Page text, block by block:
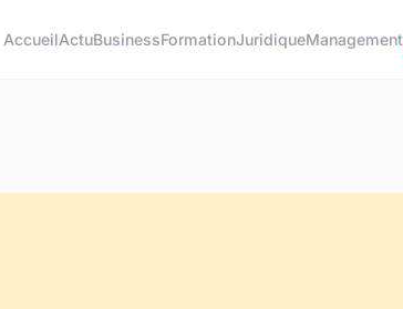
AccueilActuBusinessFormationJuridiqueManagement